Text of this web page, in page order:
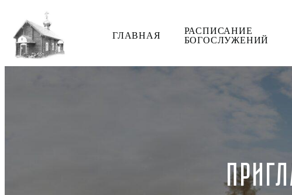
ГЛАВНАЯ
РАСПИСАНИЕ
БОГОСЛУЖЕНИЙ